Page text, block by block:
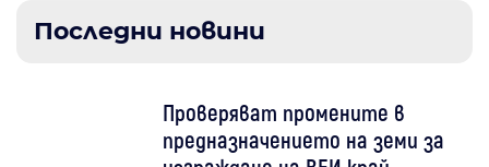
Последни новини
Проверяват промените в
предназначението на земи за